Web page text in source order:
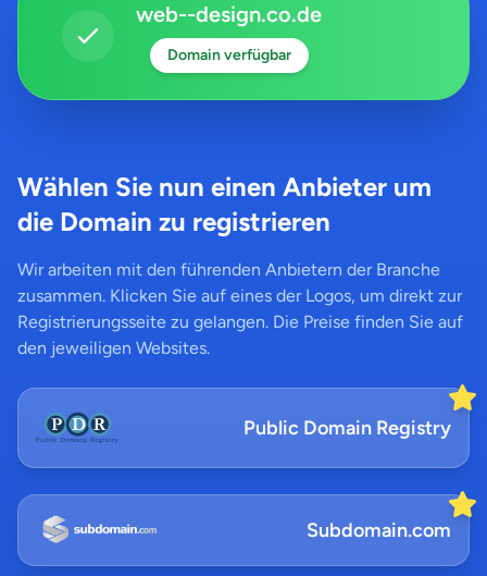
web--design.co.de
Domain verfügbar
Wählen Sie nun einen Anbieter um
die Domain zu registrieren
Wir arbeiten mit den führenden Anbietern der Branche
zusammen. Klicken Sie auf eines der Logos, um direkt zur
Registrierungsseite zu gelangen. Die Preise finden Sie auf
den jeweiligen Websites.
Public Domain Registry
Subdomain.com